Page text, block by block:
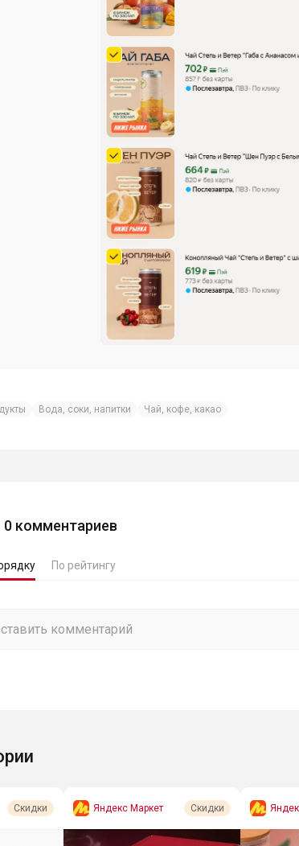
Вода, соки, напитки Чай, кофе, какао
0 комментариев
По рейтингу
Скидки Яндекс Маркет Скидки